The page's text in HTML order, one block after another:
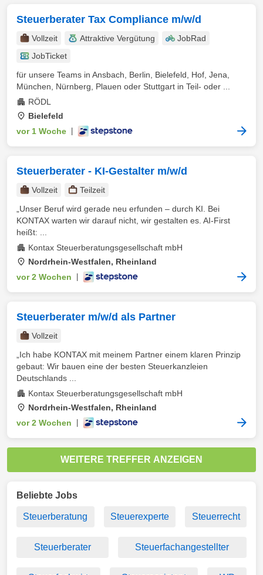
Steuerberater Tax Compliance m/w/d
Vollzeit Attraktive Vergütung
JobRad
JobTicket
für unsere Teams in Ansbach, Berlin, Bielefeld, Hof, Jena,
München, Nürnberg, Plauen oder Stuttgart in Teil- oder ...
RÖDL
Bielefeld
vor 1 Woche
Steuerberater - KI-Gestalter m/w/d
Vollzeit
Teilzeit
„Unser Beruf wird gerade neu erfunden – durch KI. Bei
KONTAX warten wir darauf nicht, wir gestalten es. AI-First
heißt: ...
Kontax Steuerberatungsgesellschaft mbH
Nordrhein-Westfalen, Rheinland
vor 2 Wochen
Steuerberater m/w/d als Partner
Vollzeit
„Ich habe KONTAX mit meinem Partner einem klaren Prinzip
gebaut: Wir bauen eine der besten Steuerkanzleien
Deutschlands ...
Kontax Steuerberatungsgesellschaft mbH
Nordrhein-Westfalen, Rheinland
vor 2 Wochen
WEITERE TREFFER ANZEIGEN
Beliebte Jobs
Steuerberatung Steuerexperte Steuerrecht
Steuerberater Steuerfachangestellter